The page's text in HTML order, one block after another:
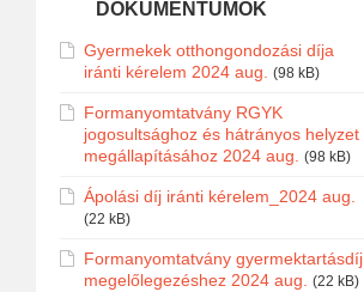
DOKUMENTUMOK
Gyermekek otthongondozási díja
iránti kérelem 2024 aug. (98 kB)
Formanyomtatvány RGYK
jogosultsághoz és hátrányos helyzet
megállapításához 2024 aug. (98 kB)
Ápolási díj iránti kérelem_2024 aug.
(22 kB)
Formanyomtatvány gyermektartásdíj
megelőlegezéshez 2024 aug. (22 kB)